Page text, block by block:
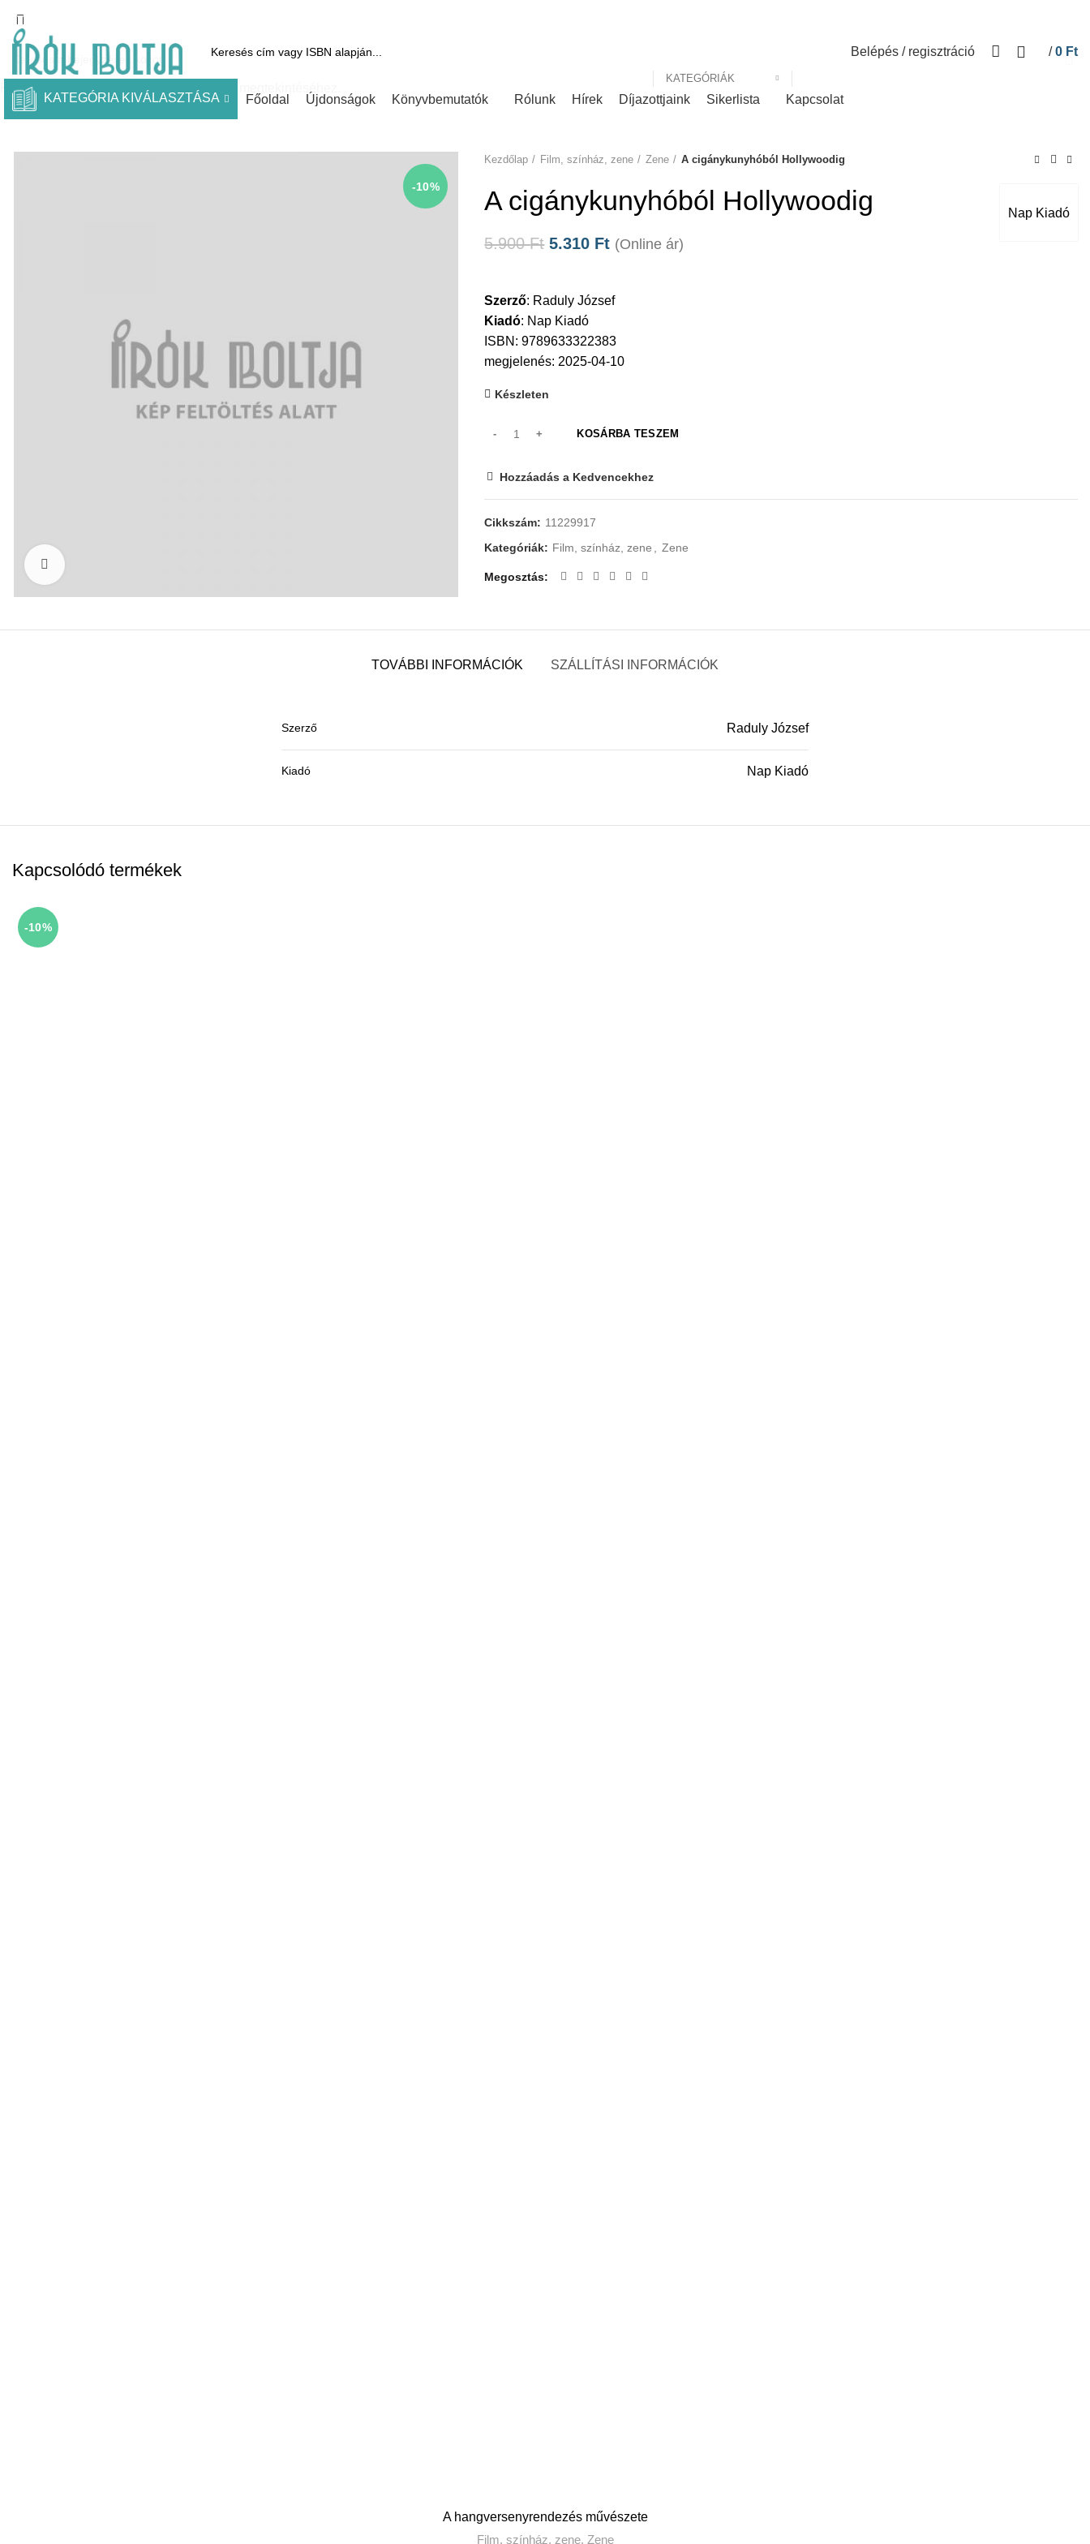
KATEGÓRIÁK
Belépés / regisztráció / 0 Ft
KATEGÓRIA KIVÁLASZTÁSA Főoldal Újdonságok Könyvbemutatók Rólunk Hírek Díjazottjaink Sikerlista Kapcsolat
-10%
Kezdőlap Film, színház, zene Zene A cigánykunyhóból Hollywoodig
Nap Kiadó
A cigánykunyhóból Hollywoodig
5.900Ft 5.310 Ft (Online ár)
Szerző: Raduly József
Kiadó: Nap Kiadó
ISBN: 9789633322383
megjelenés: 2025-04-10
Készleten
KOSÁRBA TESZEM
Hozzáadás a Kedvencekhez
Cikkszám: 11229917
Kategóriák: Film, színház, zene , Zene
Megosztás
TOVÁBBI INFORMÁCIÓK SZÁLLÍTÁSI INFORMÁCIÓK
Szerző Raduly József
Kiadó Nap Kiadó
Kapcsolódó termékek
-10%
A hangversenyrendezés művészete
Film, színház, zene, Zene
Kezdje el gépelni a keresett bejegyzések megtekintéséhez.